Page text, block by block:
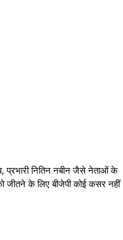
प्रभारी नितिन नबीन जैसे नेताओं के
जीतने के लिए बीजेपी कोई कसर नहीं